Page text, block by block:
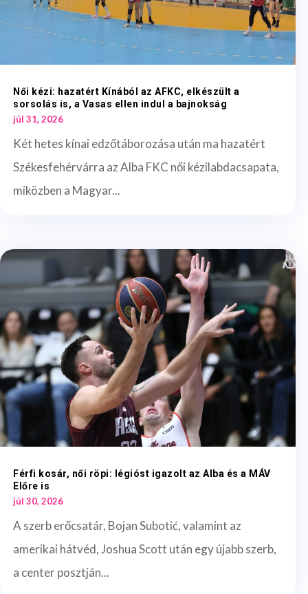
Női kézi: hazatért Kínából az AFKC, elkészült a
sorsolás is, a Vasas ellen indul a bajnokság
júl 31, 2026
Két hetes kínai edzőtáborozása után ma hazatért
Székesfehérvárra az Alba FKC női kézilabdacsapata,
miközben a Magyar...
Férfi kosár, női röpi: légióst igazolt az Alba és a MÁV
Előre is
júl 30, 2026
A szerb erőcsatár, Bojan Subotić, valamint az
amerikai hátvéd, Joshua Scott után egy újabb szerb,
a center posztján...